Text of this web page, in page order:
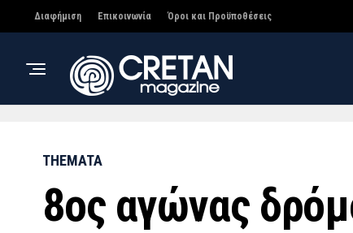
Διαφήμιση Επικοινωνία Όροι και Προϋποθέσεις
THEMATA
8ος αγώνας